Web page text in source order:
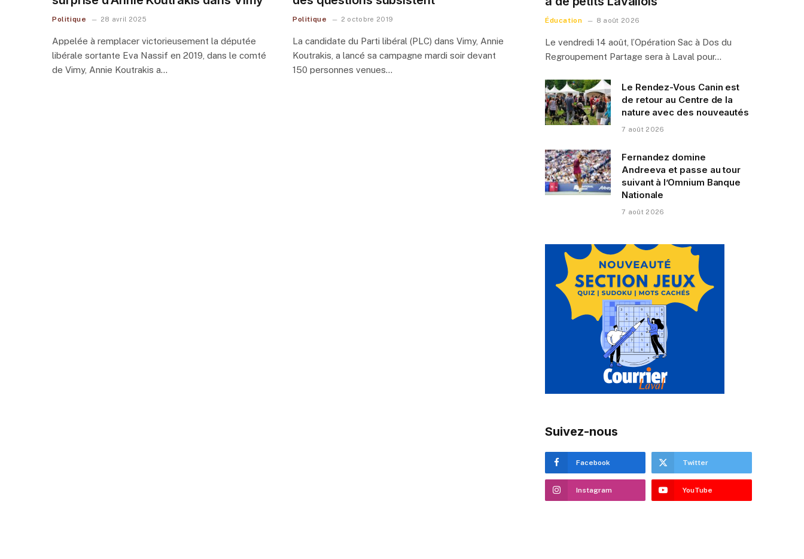
Politique 28 avril 2025
Appelée à remplacer victorieusement la députée
libérale sortante Eva Nassif en 2019, dans le comté
de Vimy, Annie Koutrakis a…
Politique 2 octobre 2019
La candidate du Parti libéral (PLC) dans Vimy, Annie
Koutrakis, a lancé sa campagne mardi soir devant
150 personnes venues…
Éducation 8 août 2026
Le vendredi 14 août, l’Opération Sac à Dos du
Regroupement Partage sera à Laval pour…
Le Rendez-Vous Canin est
de retour au Centre de la
nature avec des nouveautés
7 août 2026
Fernandez domine
Andreeva et passe au tour
suivant à l’Omnium Banque
Nationale
7 août 2026
Suivez-nous
Facebook Twitter
Instagram YouTube